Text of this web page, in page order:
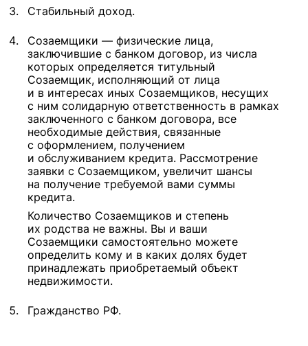
Стабильный доход.
Созаемщики — физические лица,
заключившие с банком договор, из числа
которых определяется титульный
Созаемщик, исполняющий от лица
и в интересах иных Созаемщиков, несущих
с ним солидарную ответственность в рамках
заключенного с банком договора, все
необходимые действия, связанные
с оформлением, получением
и обслуживанием кредита. Рассмотрение
заявки с Созаемщиком, увеличит шансы
на получение требуемой вами суммы
кредита.
Количество Созаемщиков и степень
их родства не важны. Вы и ваши
Созаемщики самостоятельно можете
определить кому и в каких долях будет
принадлежать приобретаемый объект
недвижимости.
Гражданство РФ.